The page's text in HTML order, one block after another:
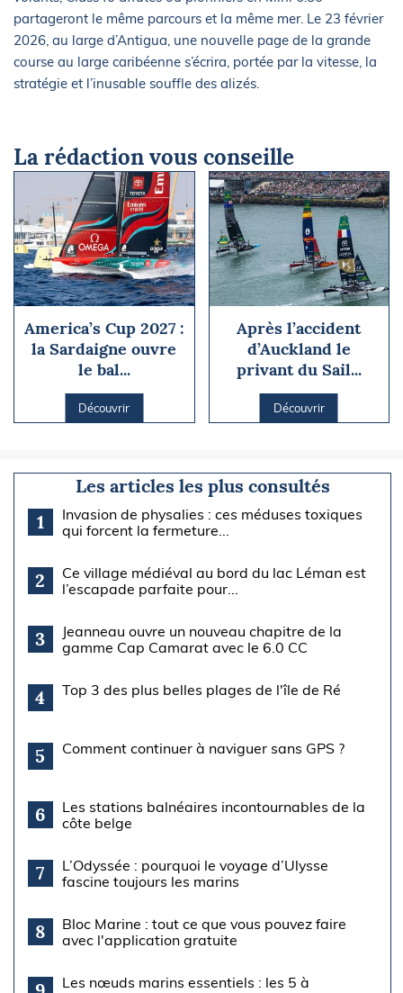
partageront le même parcours et la même mer. Le 23 février
2026, au large d’Antigua, une nouvelle page de la grande
course au large caribéenne s’écrira, portée par la vitesse, la
stratégie et l’inusable souffle des alizés.
La rédaction vous conseille
America’s Cup 2027 :
la Sardaigne ouvre
le bal...
Découvrir
Après l’accident
d’Auckland le
privant du Sail...
Découvrir
Les articles les plus consultés
1
Invasion de physalies : ces méduses toxiques
qui forcent la fermeture...
2
Ce village médiéval au bord du lac Léman est
l’escapade parfaite pour...
3
Jeanneau ouvre un nouveau chapitre de la
gamme Cap Camarat avec le 6.0 CC
4 Top 3 des plus belles plages de l'île de Ré
5 Comment continuer à naviguer sans GPS ?
6
Les stations balnéaires incontournables de la
côte belge
7
L’Odyssée : pourquoi le voyage d’Ulysse
fascine toujours les marins
8
Bloc Marine : tout ce que vous pouvez faire
avec l'application gratuite
Les nœuds marins essentiels : les 5 à